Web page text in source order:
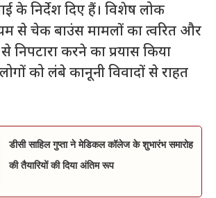
के निर्देश दिए हैं। विशेष लोक
से चेक बाउंस मामलों का त्वरित और
करने का प्रयास किया
को लंबे कानूनी विवादों से राहत
डीसी साहिल गुप्ता ने मेडिकल कॉलेज के शुभारंभ समारोह
की तैयारियों की दिया अंतिम रूप